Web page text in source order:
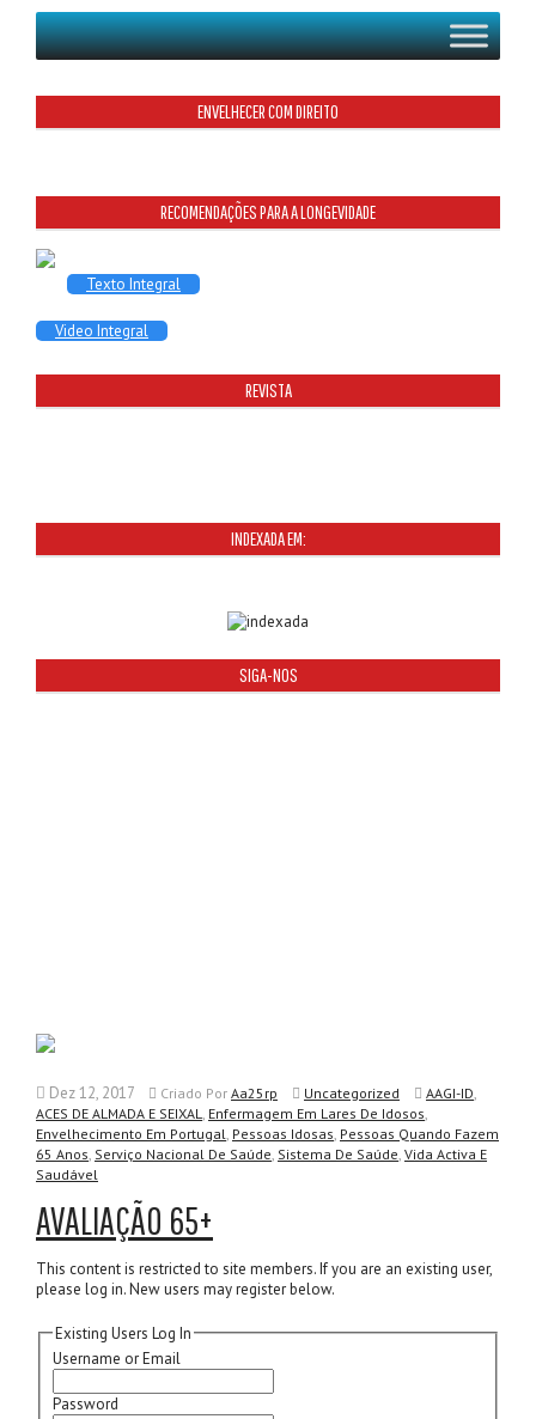
ENVELHECER COM DIREITO
RECOMENDAÇÕES PARA A LONGEVIDADE
Texto Integral
Video Integral
REVISTA
INDEXADA EM:
SIGA-NOS
Dez 12, 2017 Criado Por Aa25rp Uncategorized AAGI-ID,
ACES DE ALMADA E SEIXAL, Enfermagem Em Lares De Idosos,
Envelhecimento Em Portugal, Pessoas Idosas, Pessoas Quando Fazem
65 Anos, Serviço Nacional De Saúde, Sistema De Saúde, Vida Activa E
Saudável
AVALIAÇÃO 65+
This content is restricted to site members. If you are an existing user,
please log in. New users may register below.
Existing Users Log In
Username or Email
Password